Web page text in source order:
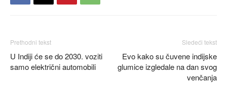
Prethodni tekst
U Indiji će se do 2030. voziti
samo električni automobili
Sledeći tekst
Evo kako su čuvene indijske
glumice izgledale na dan svog
venčanja